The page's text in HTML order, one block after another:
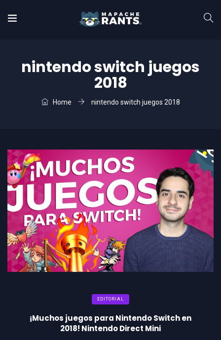
nintendo switch juegos
2018
Home nintendo switch juegos 2018
EDITORIAL
¡Muchos juegos para Nintendo Switch en
2018! Nintendo Direct Mini